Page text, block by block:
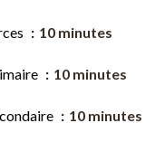
10 minutes
10 minutes
10 minutes